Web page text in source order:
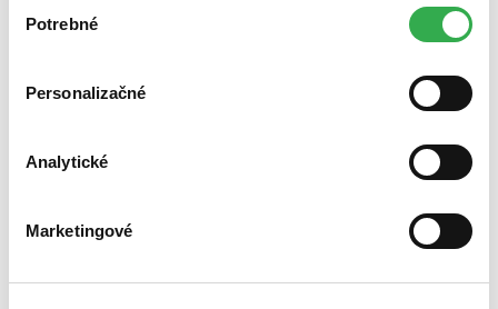
nám pomohlo, keby sme mohli používať všetky tieto
súhlasu
Potrebné
Personalizačné
Analytické
Marketingové
Bestsellery
Najdrahšie
Najlacnejšie